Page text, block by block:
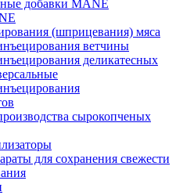
добавки MANE
(шприцевания) мяса
ветчины
деликатесных
сырокопченых
для сохранения свежести